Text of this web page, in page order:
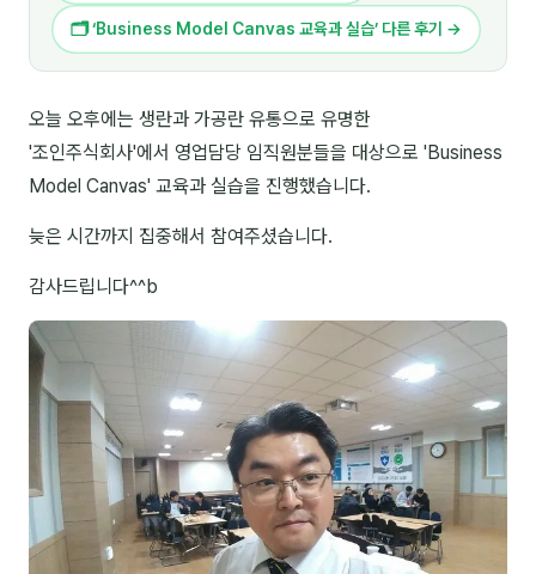
🗣️ 외국어 강의
👥 리더십 · 조직 14
📚 인문학 · 교양
🤲 협력강사 과정
NEW
📈 B2B 마케팅
🤖 AI 실무
🧭 기획·전략 1
강사
김종혁
🗂 ‘Business Model Canvas 교육과 실습’ 다른 후기 →
오늘 오후에는 생란과 가공란 유통으로 유명한
'조인주식회사'에서 영업담당 임직원분들을 대상으로 'Business
Model Canvas' 교육과 실습을 진행했습니다.
늦은 시간까지 집중해서 참여주셨습니다.
감사드립니다^^b